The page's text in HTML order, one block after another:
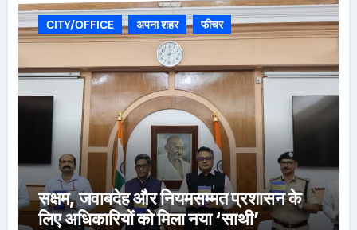
CITY/OFFICE अपना शहर फीचर
सक्षम, जवाबदेह और नियमसम्मत प्रशासन के
लिए अधिकारियों को मिला नया ‘साथी’